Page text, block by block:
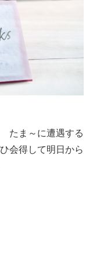
たま～に遭遇する
会得して明日から